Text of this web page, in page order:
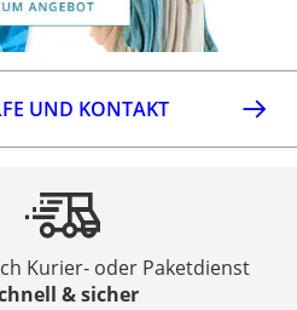
UND KONTAKT
Kurier- oder Paketdienst
& sicher